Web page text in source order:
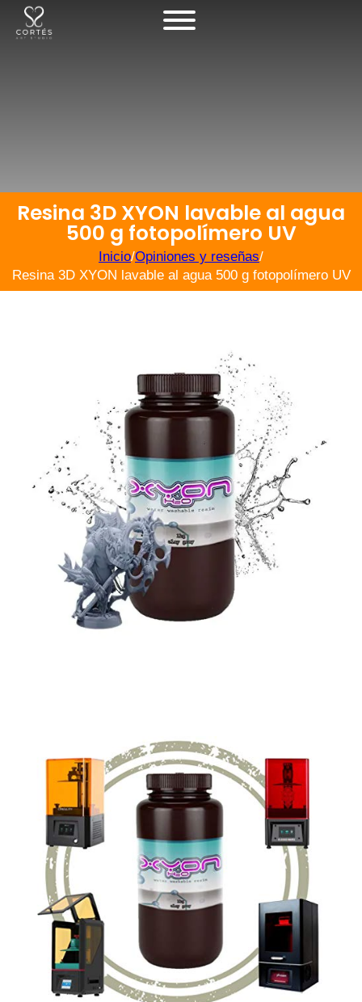
Resina 3D XYON lavable al agua
500 g fotopolímero UV
Inicio/Opiniones y reseñas/
Resina 3D XYON lavable al agua 500 g fotopolímero UV